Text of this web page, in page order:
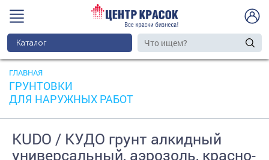
Каталог
ГЛАВНАЯ
ГРУНТОВКИ
ДЛЯ НАРУЖНЫХ РАБОТ
KUDO / КУДО грунт алкидный
универсальный, аэрозоль, красно-